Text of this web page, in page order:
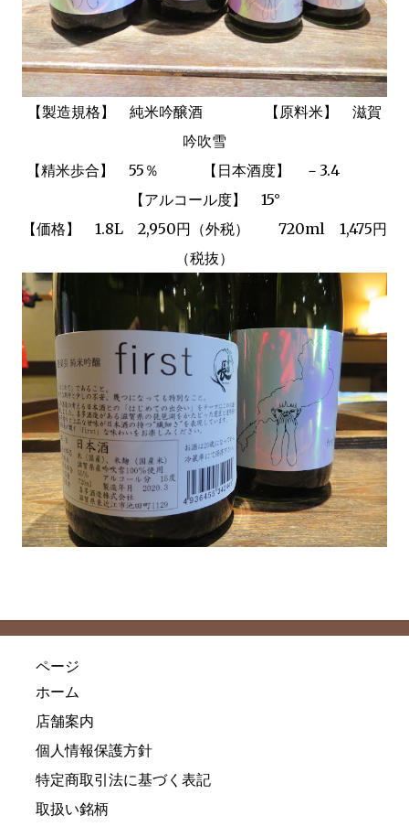
【製造規格】 純米吟醸酒
【原料米】 滋賀
吟吹雪
【精米歩合】 55％ 【 日本酒度】 －3.4
【アルコール度】 15°
【価格】 1.8L 2,950円（外税） 720ml 1,475円
（税抜）
ページ
ホーム
店舗案内
個人情報保護方針
特定商取引法に基づく表記
取扱い銘柄